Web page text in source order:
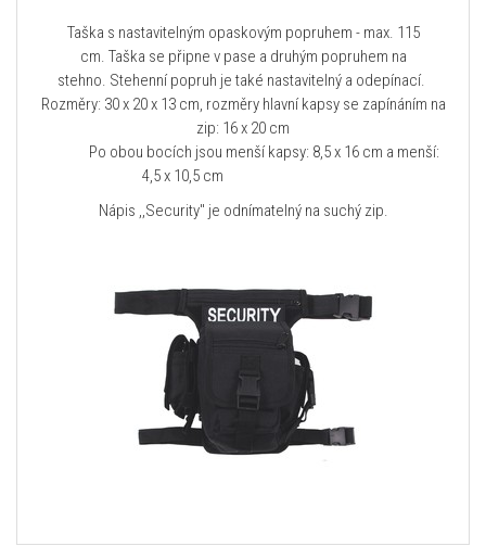
Taška s nastavitelným opaskovým popruhem - max. 115
cm. Taška se připne v pase a druhým popruhem na
stehno. Stehenní popruh je také nastavitelný a odepínací.
Rozměry: 30 x 20 x 13 cm, rozměry hlavní kapsy se zapínáním na
zip: 16 x 20 cm
Po obou bocích jsou menší kapsy: 8,5 x 16 cm a menší:
4,5 x 10,5 cm
Nápis ,,Security" je odnímatelný na suchý zip.